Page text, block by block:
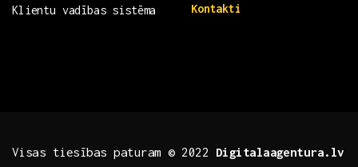
Klientu vadības sistēma Kontakti
Visas tiesības paturam © 2022 Digitalaagentura.lv